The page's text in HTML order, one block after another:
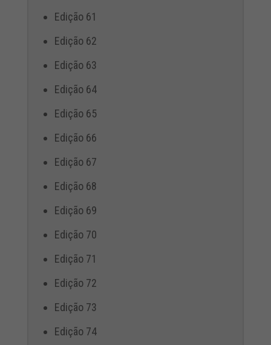
Edição 61
Edição 62
Edição 63
Edição 64
Edição 65
Edição 66
Edição 67
Edição 68
Edição 69
Edição 70
Edição 71
Edição 72
Edição 73
Edição 74